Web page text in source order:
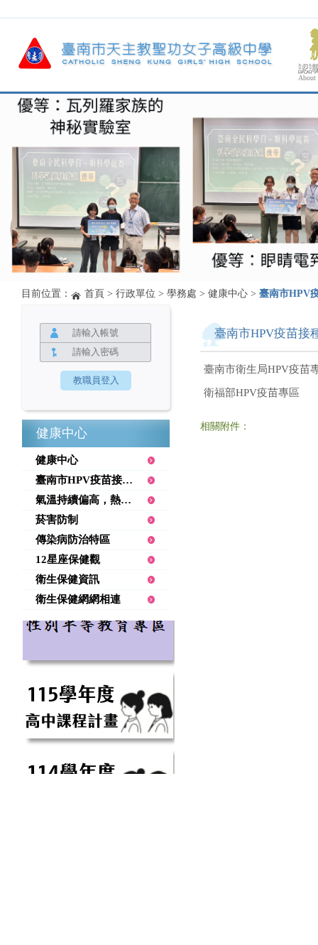
認
About
目前位置： 首頁 > 行政單位 > 學務處 > 健康中心 > 臺南市HPV
健康中心
健康中心
臺南市HPV疫苗接種專區
氣溫持續偏高，熱傷害預防
菸害防制
傳染病防治特區
12星座保健觀
衛生保健資訊
衛生保健網網相連
臺南市HPV疫苗接
臺南市衛生局HPV疫苗
衛福部HPV疫苗專區
相關附件：